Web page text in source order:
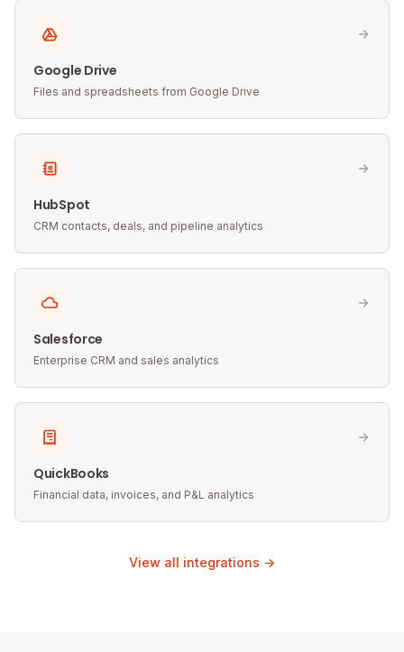
Google Drive
Files and spreadsheets from Google Drive
HubSpot
CRM contacts, deals, and pipeline analytics
Salesforce
Enterprise CRM and sales analytics
QuickBooks
Financial data, invoices, and P&L analytics
View all integrations →